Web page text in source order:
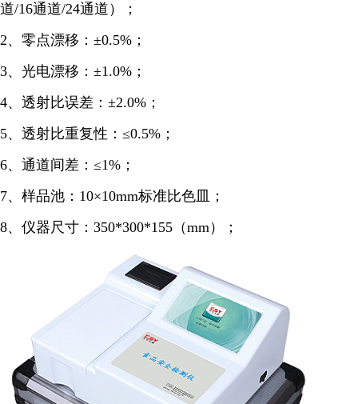
道/16通道/24通道）；
2、零点漂移：±0.5%；
3、光电漂移：±1.0%；
4、透射比误差：±2.0%；
5、透射比重复性：≤0.5%；
6、通道间差：≤1%；
7、样品池：10×10mm标准比色皿；
8、仪器尺寸：350*300*155（mm）；